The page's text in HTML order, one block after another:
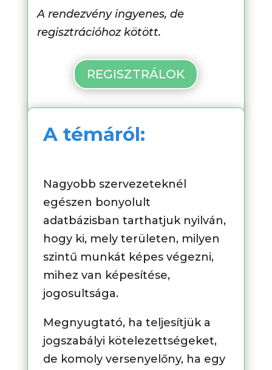
A rendezvény ingyenes, de
regisztrációhoz kötött.
REGISZTRÁLOK
A témáról:
Nagyobb szervezeteknél
egészen bonyolult
adatbázisban tarthatjuk nyilván,
hogy ki, mely területen, milyen
szintű munkát képes végezni,
mihez van képesítése,
jogosultsága.
Megnyugtató, ha teljesítjük a
jogszabályi kötelezettségeket,
de komoly versenyelőny, ha egy